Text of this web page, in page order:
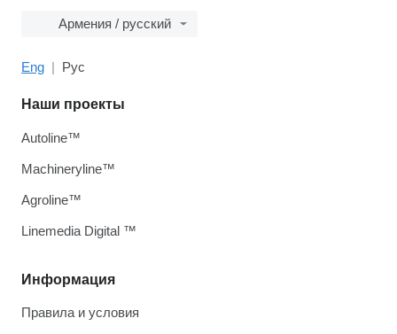
Армения / русский
Eng Рус
Информация
Правила и условия
Наши проекты
Autoline™
Machineryline™
Agroline™
Linemedia Digital ™